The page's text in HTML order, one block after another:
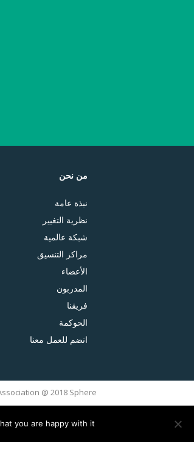
من نحن
نبذة عامة
نظرية التغيير
شبكة عالمية
مراكز التنسيق
الأعضاء
المدربون
فريقنا
الحوكمة
انضم للعمل معنا
@ 2018 Sphere
you are happy with it.